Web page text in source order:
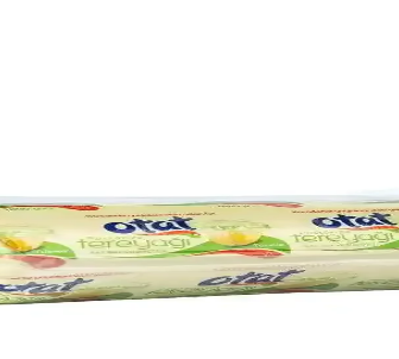
kolaylaştırır, şişkinliği azaltır ve toksin atılımını
Günlük kullanım ve tariflerde
pratik ve lezzetli bir seçenek sunar.